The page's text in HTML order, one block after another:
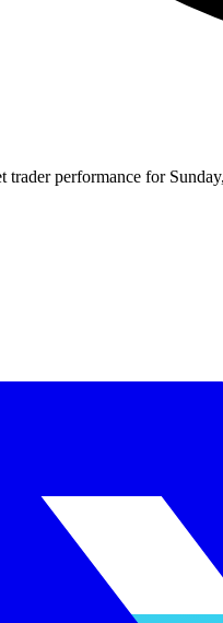
trader performance for